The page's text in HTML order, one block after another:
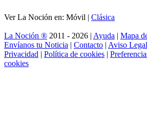
Ver La Noción en: Móvil | Clásica
La Noción ® 2011 - 2026 | Ayuda | Mapa
Envíanos tu Noticia | Contacto | Aviso Legal
Privacidad | Política de cookies |
cookies